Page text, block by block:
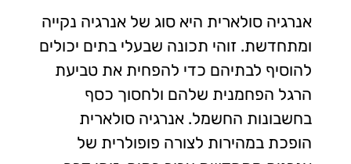
אנרגיה סולארית היא סוג של אנרגיה נקייה
ומתחדשת. זוהי תכונה שבעלי בתים יכולים
להוסיף לבתיהם כדי להפחית את טביעת
הרגל הפחמנית שלהם ולחסוך כסף
בחשבונות החשמל. אנרגיה סולארית
הופכת במהירות לצורה פופולרית של